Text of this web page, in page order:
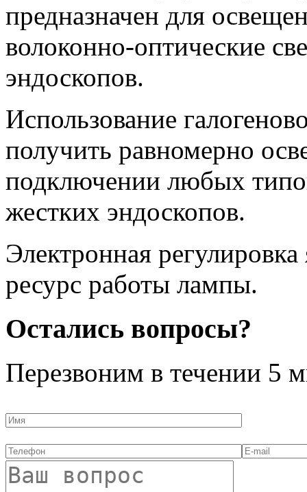
предназначен для
волоконно-оптические
эндоскопов.
Использование
получить равномерно
подключении любых
жестких эндоскопов.
Электронная
ресурс работы лампы.
Остались вопросы?
Перезвоним в течении 5